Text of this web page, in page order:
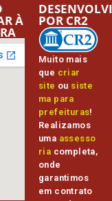
À
Muito mais
que criar
site ou siste
ma para
prefeituras!
Realizamos
uma assesso
ria completa,
onde
garantimos
em contrato
POR CR2